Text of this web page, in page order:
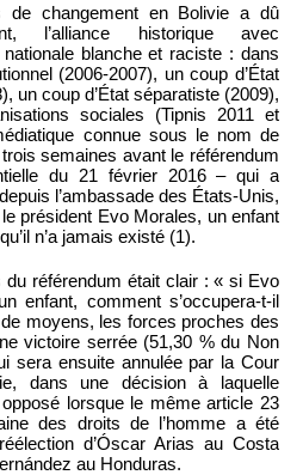
de changement en Bolivie a dû
l’alliance historique avec
nationale blanche et raciste : dans
(2006-2007), un coup d’État
un coup d’État séparatiste (2009),
sociales (Tipnis 2011 et
connue sous le nom de
semaines avant le référendum
du 21 février 2016 – qui a
l’ambassade des États-Unis,
président Evo Morales, un enfant
n’a jamais existé (1).
référendum était clair : « si Evo
enfant, comment s’occupera-t-il
moyens, les forces proches des
victoire serrée (51,30 % du Non
sera ensuite annulée par la Cour
dans une décision à laquelle
lorsque le même article 23
des droits de l’homme a été
d’Óscar Arias au Costa
au Honduras.